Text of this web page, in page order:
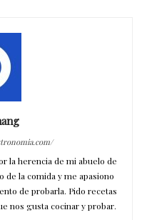
la herencia de mi abuelo de
la comida y me apasiono
de probarla. Pido recetas
nos gusta cocinar y probar.